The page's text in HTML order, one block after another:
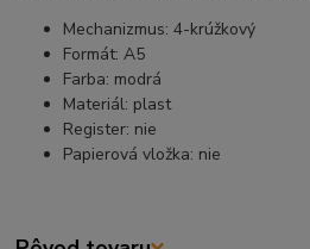
Mechanizmus: 4-krúžkový
Formát: A5
Farba: modrá
Materiál: plast
Register: nie
Papierová vložka: nie